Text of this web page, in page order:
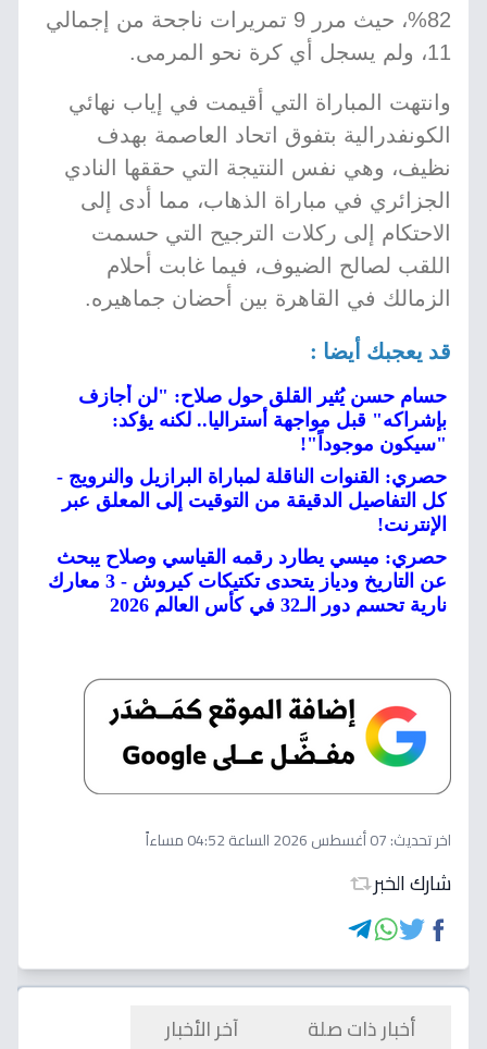
82%، حيث مرر 9 تمريرات ناجحة من إجمالي
11، ولم يسجل أي كرة نحو المرمى.
وانتهت المباراة التي أقيمت في إياب نهائي
الكونفدرالية بتفوق اتحاد العاصمة بهدف
نظيف، وهي نفس النتيجة التي حققها النادي
الجزائري في مباراة الذهاب، مما أدى إلى
الاحتكام إلى ركلات الترجيح التي حسمت
اللقب لصالح الضيوف، فيما غابت أحلام
الزمالك في القاهرة بين أحضان جماهيره.
قد يعجبك أيضا :
حسام حسن يُثير القلق حول صلاح: "لن أجازف
بإشراكه" قبل مواجهة أستراليا.. لكنه يؤكد:
"سيكون موجوداً"!
حصري: القنوات الناقلة لمباراة البرازيل والنرويج -
كل التفاصيل الدقيقة من التوقيت إلى المعلق عبر
الإنترنت!
حصري: ميسي يطارد رقمه القياسي وصلاح يبحث
عن التاريخ ودياز يتحدى تكتيكات كيروش - 3 معارك
نارية تحسم دور الـ32 في كأس العالم 2026
اخر تحديث:07 أغسطس 2026 الساعة 04:52 مساءاً
شارك الخبر
أخبار ذات صلة آخر الأخبار